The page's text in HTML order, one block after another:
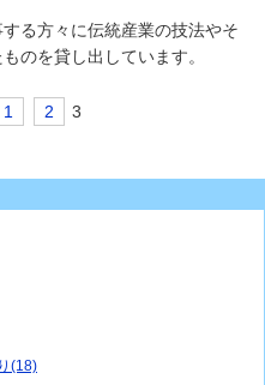
る方々に伝統産業の技法やそ
のを貸し出しています。
1 2 3
(18)